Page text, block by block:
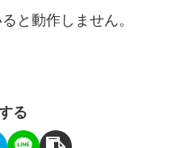
と動作しません。
る